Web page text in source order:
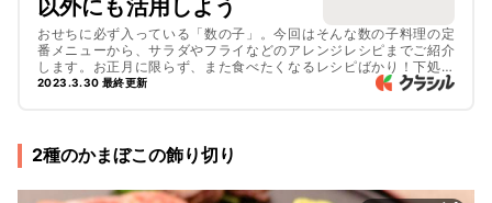
以外にも活用しよう
おせちに必ず入っている「数の子」。今回はそんな数の子料理の定
番メニューから、サラダやフライなどのアレンジレシピまでご紹介
します。お正月に限らず、また食べたくなるレシピばかり！下処理
の方法も丁寧に解説しているので、簡単に調理できますよ。ぜひ普
2023.3.30 最終更新
2種のかまぼこの飾り切り